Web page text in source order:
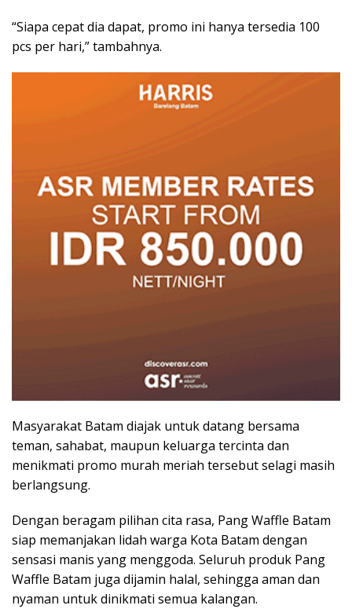
“Siapa cepat dia dapat, promo ini hanya tersedia 100
pcs per hari,” tambahnya.
Masyarakat Batam diajak untuk datang bersama
teman, sahabat, maupun keluarga tercinta dan
menikmati promo murah meriah tersebut selagi masih
berlangsung.
Dengan beragam pilihan cita rasa, Pang Waffle Batam
siap memanjakan lidah warga Kota Batam dengan
sensasi manis yang menggoda. Seluruh produk Pang
Waffle Batam juga dijamin halal, sehingga aman dan
nyaman untuk dinikmati semua kalangan.